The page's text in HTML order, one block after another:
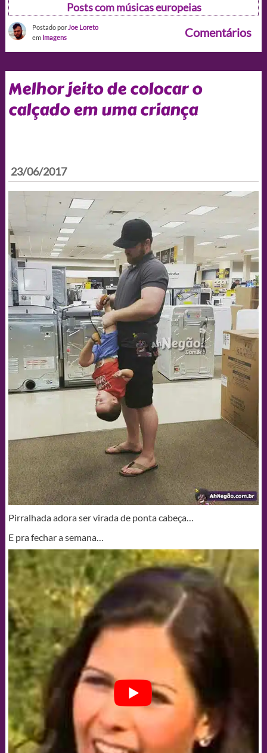
Posts com músicas europeias
Postado por Joe Loreto
em Imagens Comentários
Melhor jeito de colocar o
calçado em uma criança
23/06/2017
Pirralhada adora ser virada de ponta cabeça…
E pra fechar a semana…